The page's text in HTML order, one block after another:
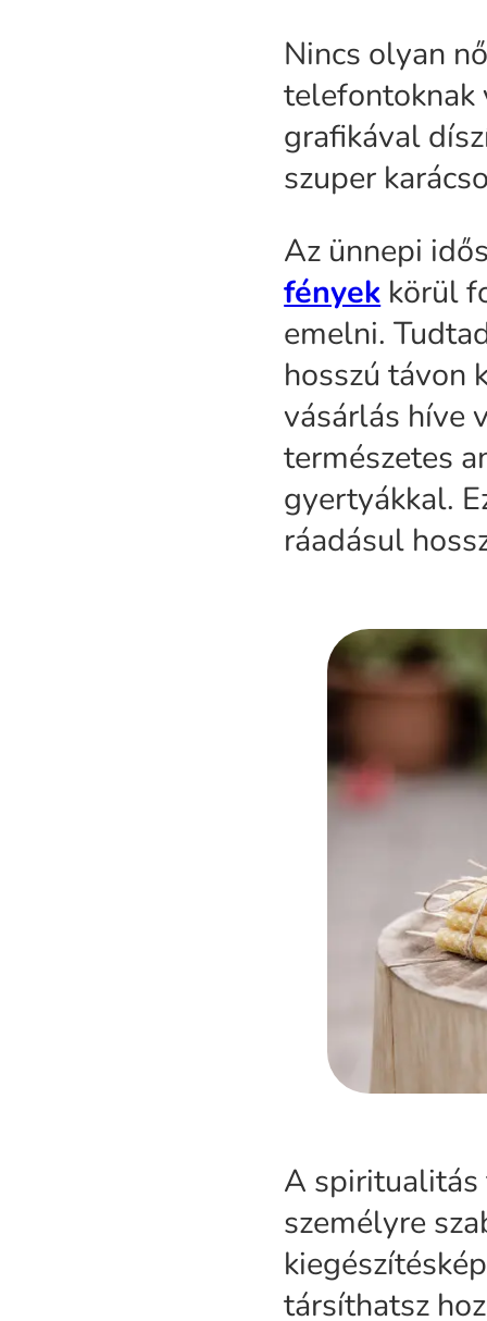
Nincs olyan
telefontoknak
grafikával
szuper
Az ünnepi
fények körül
emelni.
hosszú távon
vásárlás híve
természetes
gyertyákkal.
ráadásul
A spiritualitás
személyre
társíthatsz